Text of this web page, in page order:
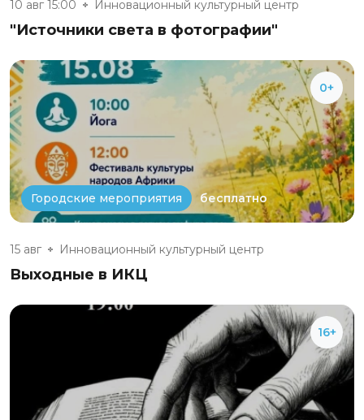
10 авг 15:00 Инновационный культурный центр
"Источники света в фотографии"
0+
Городские мероприятия бесплатно
15 авг Инновационный культурный центр
Выходные в ИКЦ
16+